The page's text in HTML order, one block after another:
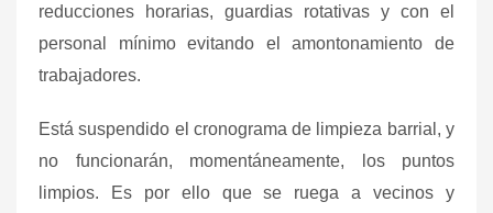
reducciones horarias, guardias rotativas y con el
personal mínimo evitando el amontonamiento de
trabajadores.
Está suspendido el cronograma de limpieza barrial, y
no funcionarán, momentáneamente, los puntos
limpios. Es por ello que se ruega a vecinos y